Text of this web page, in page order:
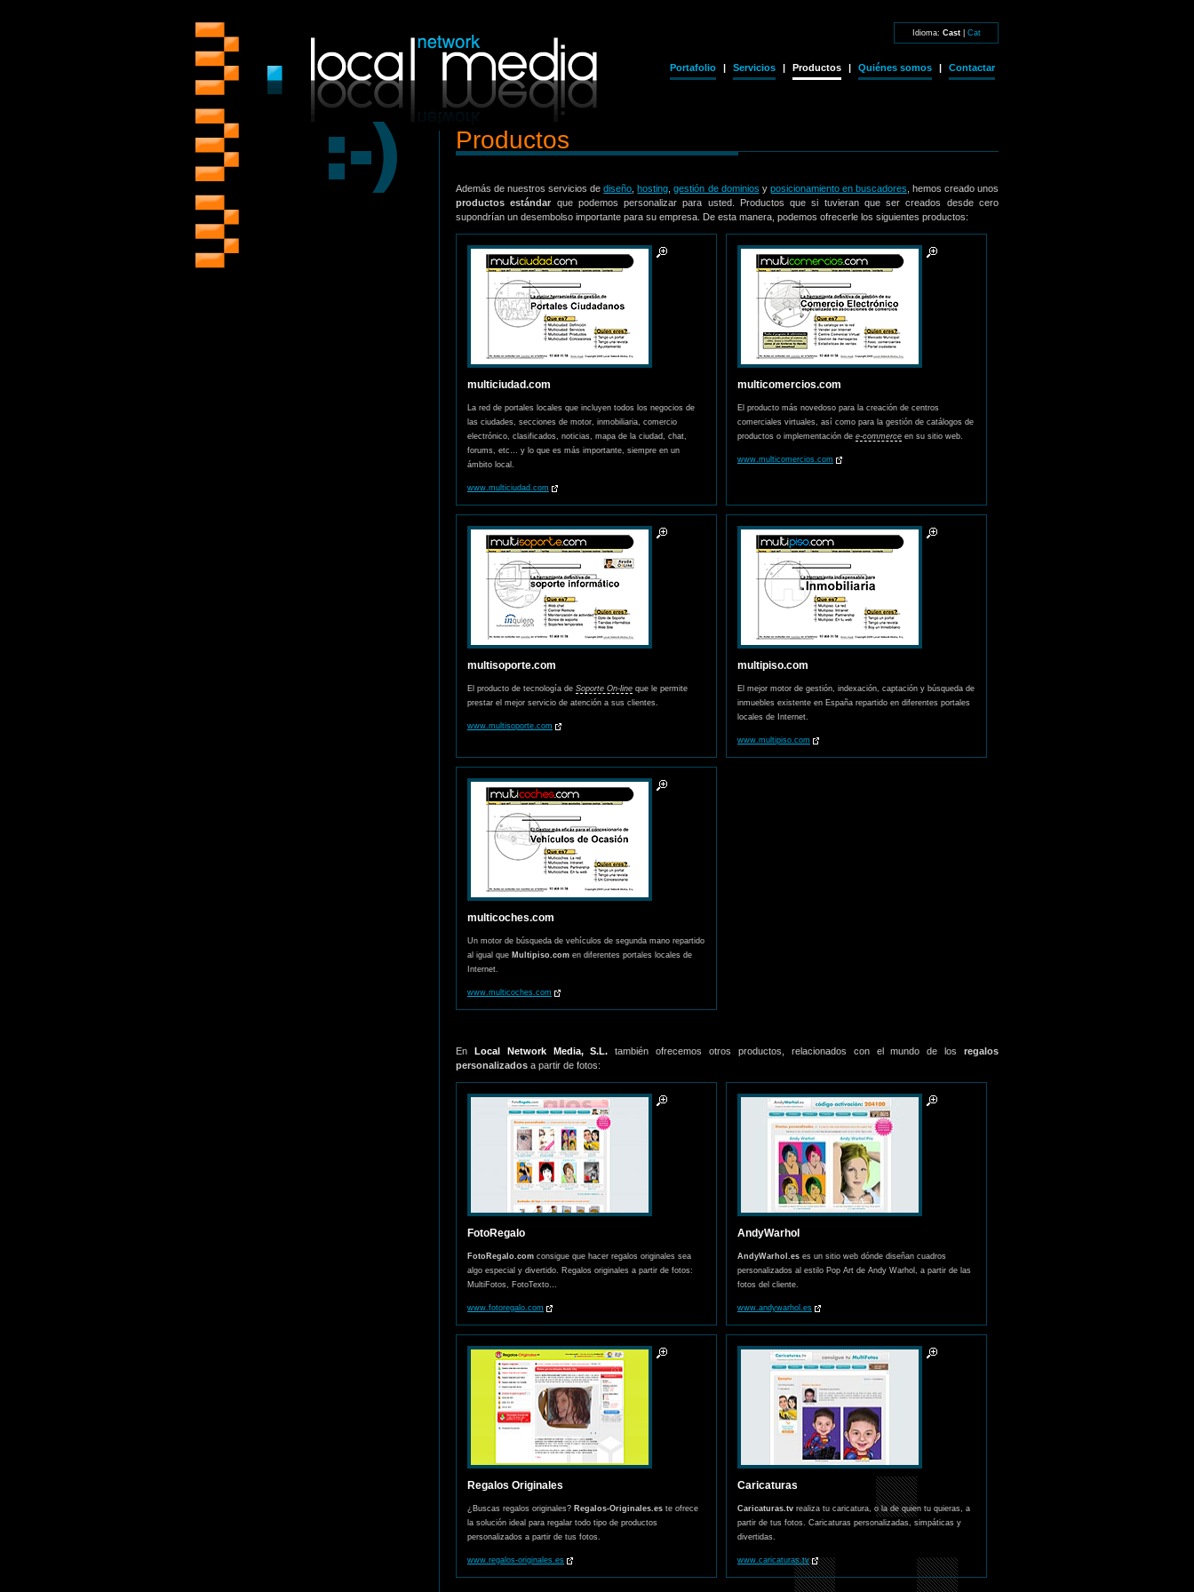
Idioma: Cast| Cat
Portafolio | Servicios | Productos | Quiénes somos | Contactar
Productos
Además de nuestros servicios dediseño ,hosting ,gestión de dominios y posicionamiento en buscadores , hemos creado unos
productos estándar que podemos personalizar para usted. Productos que si tuvieran que ser creados desde cero
supondrían un desembolso importante para su empresa. De esta manera, podemos ofrecerle los siguientes productos:
multiciudad.com
La red de portales locales que incluyen todos los negocios de
las ciudades, secciones de motor, inmobiliaria, comercio
electrónico, clasificados, noticias, mapa de la ciudad, chat,
forums, etc… y lo que es más importante, siempre en un
ámbito local.
www.multiciudad.com
multicomercios.com
El producto más novedoso para la creación de centros
comerciales virtuales, así como para la gestión de catálogos de
productos o implementación de e-commerce en su sitio web.
www.multicomercios.com
multisoporte.com
El producto de tecnología de Soporte On-line que le permite
prestar el mejor servicio de atención a sus clientes.
www.multisoporte.com
multipiso.com
El mejor motor de gestión, indexación, captación y búsqueda de
inmuebles existente en España repartido en diferentes portales
locales de Internet.
www.multipiso.com
multicoches.com
Un motor de búsqueda de vehículos de segunda mano repartido
al igual que Multipiso.com en diferentes portales locales de
Internet.
www.multicoches.com
En Local Network Media, S.L. también ofrecemos otros productos, relacionados con el mundo de losregalos
personalizados a partir de fotos:
FotoRegalo
FotoRegalo.com consigue que hacer regalos originales sea
algo especial y divertido. Regalos originales a partir de fotos:
MultiFotos, FotoTexto…
www.fotoregalo.com
AndyWarhol
AndyWarhol.es es un sitio web dónde diseñan cuadros
personalizados al estilo Pop Art de Andy Warhol, a partir de las
fotos del cliente.
www.andywarhol.es
Regalos Originales
¿Buscas regalos originales? Regalos-Originales.es te ofrece
la solución ideal para regalar todo tipo de productos
personalizados a partir de tus fotos.
www.regalos-originales.es
Caricaturas
Caricaturas.tv realiza tu caricatura, o la de quien tu quieras, a
partir de tus fotos. Caricaturas personalizadas, simpáticas y
divertidas.
www.caricaturas.tv